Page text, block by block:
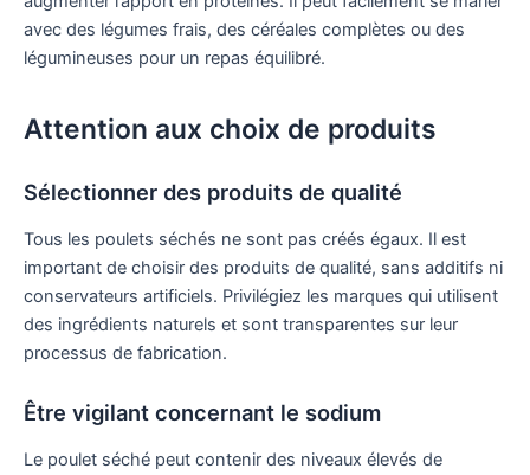
avec des légumes frais, des céréales complètes ou des
légumineuses pour un repas équilibré.
Attention aux choix de produits
Sélectionner des produits de qualité
Tous les poulets séchés ne sont pas créés égaux. Il est
important de choisir des produits de qualité, sans additifs ni
conservateurs artificiels. Privilégiez les marques qui utilisent
des ingrédients naturels et sont transparentes sur leur
processus de fabrication.
Être vigilant concernant le sodium
Le poulet séché peut contenir des niveaux élevés de